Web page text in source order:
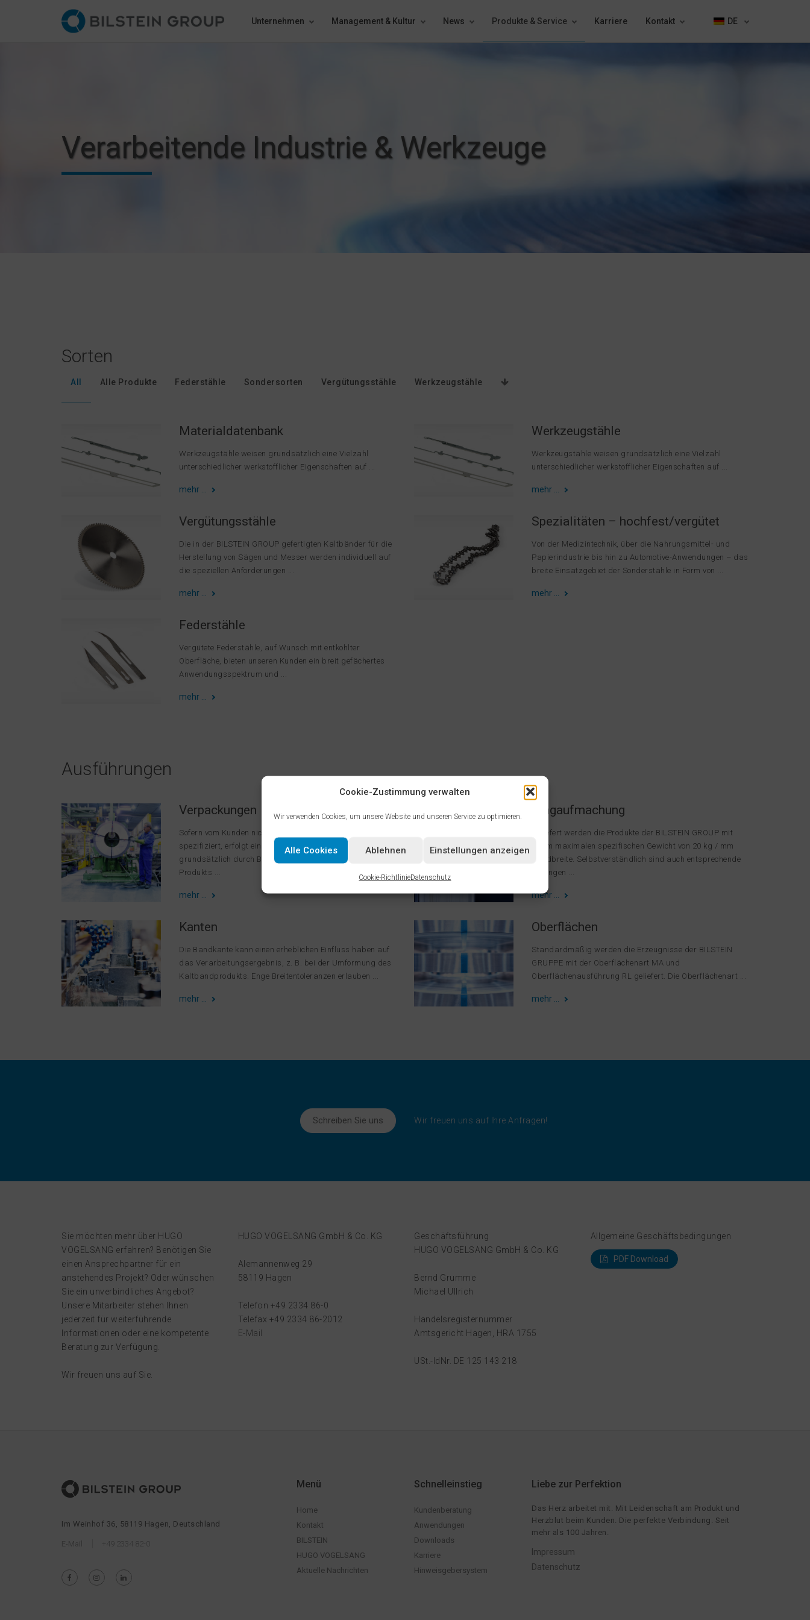
Cookie-Zustimmung verwalten
Wir verwenden Cookies, um unsere Website und unseren Service zu optimieren.
Alle Cookies Ablehnen Einstellungen anzeigen
Cookie-RichtlinieDatenschutz
Unternehmen Management & Kultur News Produkte & Service Karriere Kontakt DE
Verarbeitende Industrie & Werkzeuge
Sorten
All Alle Produkte Federstähle Sondersorten Vergütungsstähle Werkzeugstähle
Materialdatenbank
Werkzeugstähle weisen grundsätzlich eine Vielzahl
unterschiedlicher werkstofflicher Eigenschaften auf ...
mehr …
Werkzeugstähle
Werkzeugstähle weisen grundsätzlich eine Vielzahl
unterschiedlicher werkstofflicher Eigenschaften auf ...
mehr …
Vergütungsstähle
Die in der BILSTEIN GROUP gefertigten Kaltbänder für die
Herstellung von Sägen und Messer werden individuell auf
die speziellen Anforderungen ...
mehr …
Spezialitäten – hochfest/vergütet
Von der Medizintechnik, über die Nahrungsmittel- und
Papierindustrie bis hin zu Automotive-Anwendungen – das
breite Einsatzgebiet der Sonderstähle in Form von ...
mehr …
Federstähle
Vergütete Federstähle, auf Wunsch mit entkohlter
Oberfläche, bieten unseren Kunden ein breit gefächertes
Anwendungsspektrum und ...
mehr …
Ausführungen
Verpackungen
Sofern vom Kunden nicht ausdrücklich als fettfrei
spezifiziert, erfolgt ein erster Korrosionsschutz
grundsätzlich durch Beaufschlagung des zu liefernden
Produkts ...
mehr …
Ringaufmachung
Geliefert werden die Produkte der BILSTEIN GROUP mit
einem maximalen spezifischen Gewicht von 20 kg / mm
Bandbreite. Selbstverständlich sind auch entsprechende
Teilungen ...
mehr …
Kanten
Die Bandkante kann einen erheblichen Einfluss haben auf
das Verarbeitungsergebnis, z. B. bei der Umformung des
Kaltbandprodukts. Enge Breitentoleranzen erlauben ...
mehr …
Oberflächen
Standardmäßig werden die Erzeugnisse der BILSTEIN
GRUPPE mit der Oberflächenart MA und
Oberflächenausführung RL geliefert. Die Oberflächenart ...
mehr …
Schreiben Sie uns Wir freuen uns auf Ihre Anfragen!
Sie möchten mehr über HUGO
VOGELSANG erfahren? Benötigen Sie
einen Ansprechpartner für ein
anstehendes Projekt? Oder wünschen
Sie ein unverbindliches Angebot?
Unsere Mitarbeiter stehen Ihnen
jederzeit für weiterführende
Informationen oder eine kompetente
Beratung zur Verfügung.
Wir freuen uns auf Sie.
HUGO VOGELSANG GmbH & Co. KG
Alemannenweg 29
58119 Hagen
Telefon +49 2334 86-0
Telefax +49 2334 86-2012
E-Mail
Geschäftsführung
HUGO VOGELSANG GmbH & Co. KG
Bernd Grumme
Michael Ullrich
Handelsregisternummer
Amtsgericht Hagen, HRA 1755
USt.-IdNr. DE 125 143 218
Allgemeine Geschäftsbedingungen
PDF Download
Im Weinhof 36, 58119 Hagen, Deutschland
+49 2334 82-0
Menü
Home
Kontakt
BILSTEIN
HUGO VOGELSANG
Aktuelle Nachrichten
Schnelleinstieg
Kundenberatung
Anwendungen
Downloads
Karriere
Hinweisgebersystem
Liebe zur Perfektion
Das Herz arbeitet mit. Mit Leidenschaft am Produkt und
Herzblut beim Kunden. Die perfekte Verbindung. Seit
mehr als 100 Jahren.
Impressum
Datenschutz